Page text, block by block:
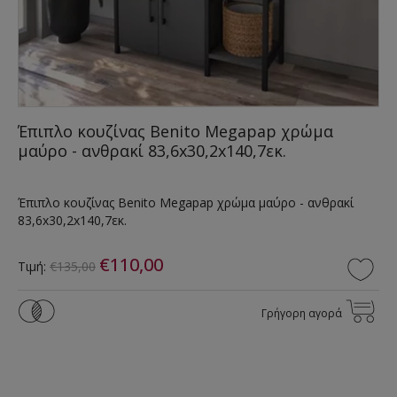
Έπιπλο κουζίνας Benito Megapap χρώμα
μαύρο - ανθρακί 83,6x30,2x140,7εκ.
Έπιπλο κουζίνας Benito Megapap χρώμα μαύρο - ανθρακί
83,6x30,2x140,7εκ.
Τιμή: €135,00 €110,00
Γρήγορη αγορά